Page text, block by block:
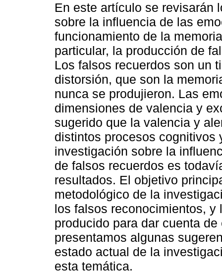
En este artículo se revisarán
sobre la influencia de las
funcionamiento de la
particular, la producción de
Los falsos recuerdos son un
distorsión, que son la
nunca se produjieron. Las
dimensiones de valencia y
sugerido que la valencia y
distintos procesos cognitivos
investigación sobre la
de falsos recuerdos es
resultados. El objetivo
metodológico de la
los falsos reconocimientos,
producido para dar cuenta
presentamos algunas
estado actual de la
esta temática.